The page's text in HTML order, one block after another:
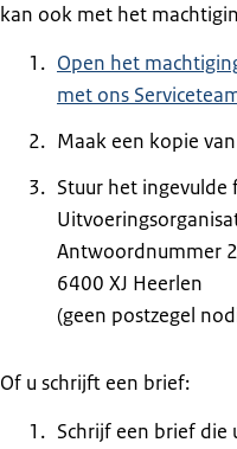
kan ook met het
Open het
met ons
Maak een kopie
Stuur het
Antwoordnummer
6400 XJ Heerlen
(geen postzegel
Of u schrijft een brief:
Schrijf een brief die